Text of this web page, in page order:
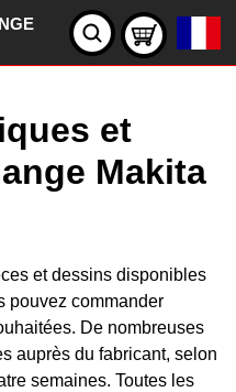
et
Makita
et dessins disponibles
pouvez commander
De nombreuses
auprès du fabricant, selon
semaines. Toutes les